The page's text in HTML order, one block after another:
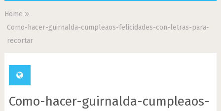
Home
Como-hacer-guirnalda-cumpleaos-felicidades-con-letras-para-
recortar
Como-hacer-guirnalda-cumpleaos-